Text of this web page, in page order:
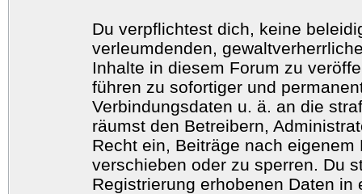
Du verpflichtest dich, keine
verleumdenden,
Inhalte in diesem Forum zu
führen zu sofortiger und
Verbindungsdaten u. ä. an die
räumst den Betreibern,
Recht ein, Beiträge nach
verschieben oder zu sperren. Du
Registrierung erhobenen Daten